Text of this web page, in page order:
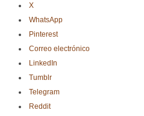
X
WhatsApp
Pinterest
Correo electrónico
LinkedIn
Tumblr
Telegram
Reddit